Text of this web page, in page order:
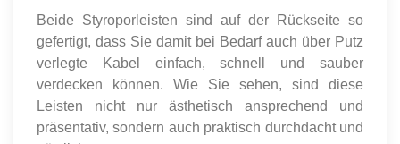
Beide Styroporleisten sind auf der Rückseite so
gefertigt, dass Sie damit bei Bedarf auch über Putz
verlegte Kabel einfach, schnell und sauber
verdecken können. Wie Sie sehen, sind diese
Leisten nicht nur ästhetisch ansprechend und
präsentativ, sondern auch praktisch durchdacht und